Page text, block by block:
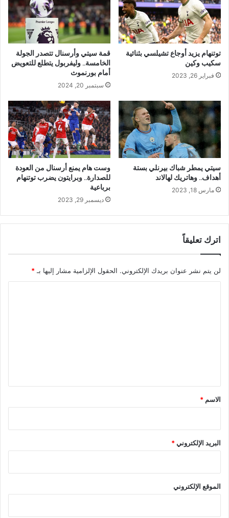
توتنهام يزيد أوجاع تشيلسي بثنائية
سكيب وكين
فبراير 26, 2023
قمة سيتي وأرسنال تتصدر الجولة
الخامسة.. وليفربول يتطلع للتعويض
أمام بورنموث
سبتمبر 20, 2024
سيتي يمطر شباك بيرنلي بستة
أهداف.. وهاتريك لهالاند
مارس 18, 2023
وست هام يمنع أرسنال من العودة
للصدارة.. وبرايتون يضرب توتنهام
برباعية
ديسمبر 29, 2023
اترك تعليقاً
لن يتم نشر عنوان بريدك الإلكتروني. الحقول الإلزامية مشار إليها بـ*
*
الاسم *
البريد الإلكتروني*
الموقع الإلكتروني